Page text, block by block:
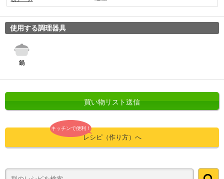
使用する調理器具
買い物リスト送信
キッチンで便利！
レシピ（作り方）へ